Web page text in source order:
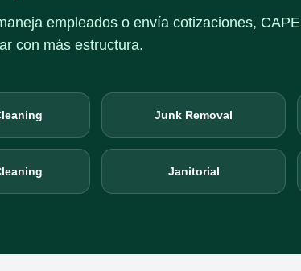
empleados o envía cotizaciones, CAPE
con más estructura.
Junk Removal
Janitorial